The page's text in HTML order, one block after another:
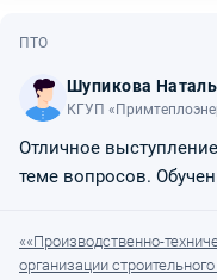
ПТО
Шупикова
КГУП
Отличное
теме вопросов.
««Производственно-
организации